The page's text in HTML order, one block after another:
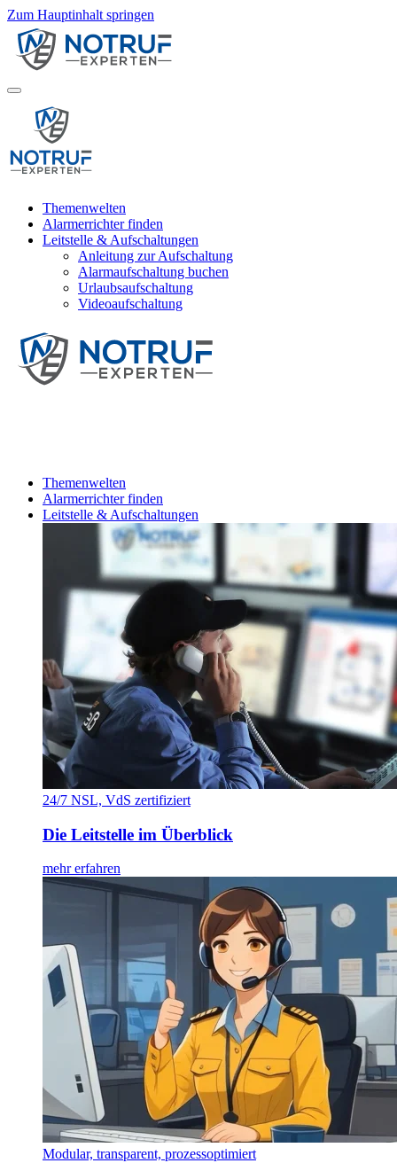
Zum Hauptinhalt springen
Themenwelten
Alarmerrichter finden
Leitstelle & Aufschaltungen
Anleitung zur Aufschaltung
Alarmaufschaltung buchen
Urlaubsaufschaltung
Videoaufschaltung
Themenwelten
Alarmerrichter finden
Leitstelle & Aufschaltungen
24/7 NSL, VdS zertifiziert
Die Leitstelle im Überblick
mehr erfahren
Modular, transparent, prozessoptimiert